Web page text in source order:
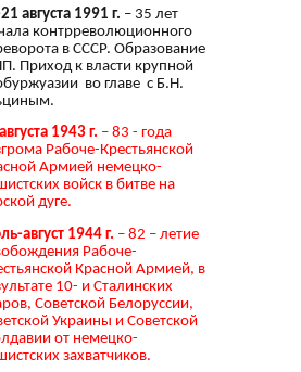
августа 1991 г. – 35 лет
контрреволюционного
в СССР. Образование
Приход к власти крупной
во главе с Б.Н.
1943 г. – 83 - года
Рабоче-Крестьянской
Армией немецко-
войск в битве на
дуге.
август 1944 г. – 82 – летие
Рабоче-
Красной Армией, в
10- и Сталинских
Советской Белоруссии,
Украины и Советской
от немецко-
захватчиков.